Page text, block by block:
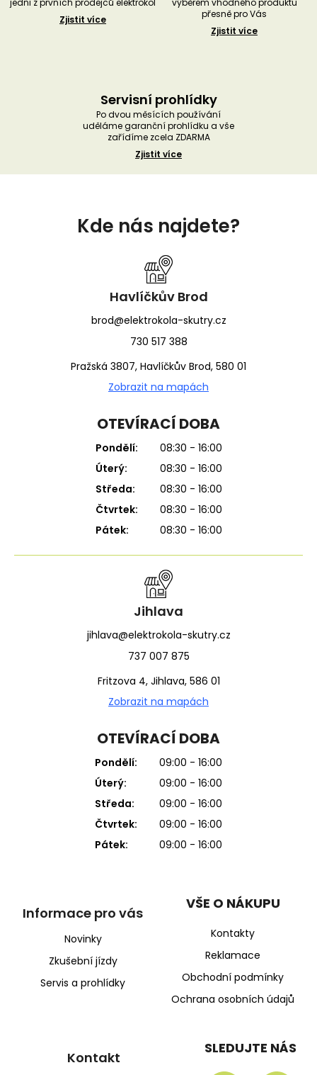
Zjistit více
přesně pro Vás
Zjistit více
Servisní prohlídky
Po dvou měsících používání
uděláme garanční prohlídku a vše
zařídíme zcela ZDARMA
Zjistit více
Kde nás najdete?
Havlíčkův Brod
brod@elektrokola-skutry.cz
730 517 388
Pražská 3807, Havlíčkův Brod, 580 01
Zobrazit na mapách
OTEVÍRACÍ DOBA
Pondělí:
08:30 - 16:00
Úterý:
08:30 - 16:00
Středa:
08:30 - 16:00
Čtvrtek:
08:30 - 16:00
Pátek:
08:30 - 16:00
Jihlava
jihlava@elektrokola-skutry.cz
737 007 875
Fritzova 4, Jihlava, 586 01
Zobrazit na mapách
OTEVÍRACÍ DOBA
Pondělí:
09:00 - 16:00
Úterý:
09:00 - 16:00
Středa:
09:00 - 16:00
Čtvrtek:
09:00 - 16:00
Pátek:
09:00 - 16:00
Informace pro vás
Novinky
Zkušební jízdy
Servis a prohlídky
VŠE O NÁKUPU
Kontakty
Reklamace
Obchodní podmínky
Ochrana osobních údajů
Kontakt
SLEDUJTE NÁS